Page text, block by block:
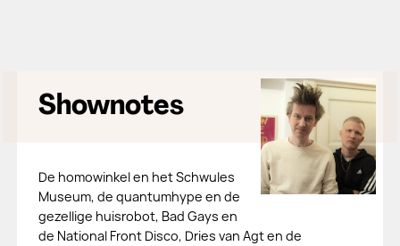
Shownotes
De homowinkel en het Schwules
Museum, de quantumhype en de
gezellige huisrobot, Bad Gays en
de National Front Disco, Dries van Agt en de